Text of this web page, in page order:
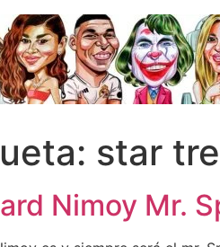
star
Nimoy Mr.